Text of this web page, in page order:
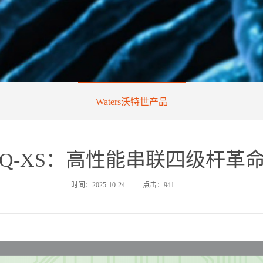
Waters沃特世产品
XS：高性能串联四级杆革
时间：2025-10-24 点击：941